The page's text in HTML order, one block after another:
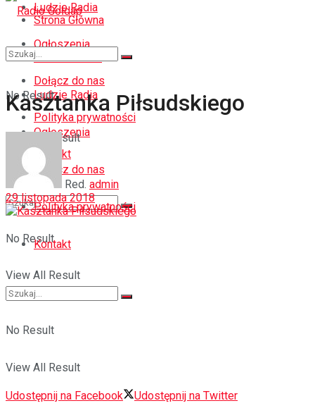
Ludzie Radia
Ogłoszenia
Dołącz do nas
Polityka prywatności
Kontakt
No Result
View All Result
Strona Główna
Pozdrowienia
Ludzie Radia
Ogłoszenia
Dołącz do nas
Polityka prywatności
Kontakt
No Result
View All Result
No Result
View All Result
Kasztanka Piłsudskiego
Red. admin
29 listopada 2018
Udostępnij na Facebook
Udostępnij na Twitter